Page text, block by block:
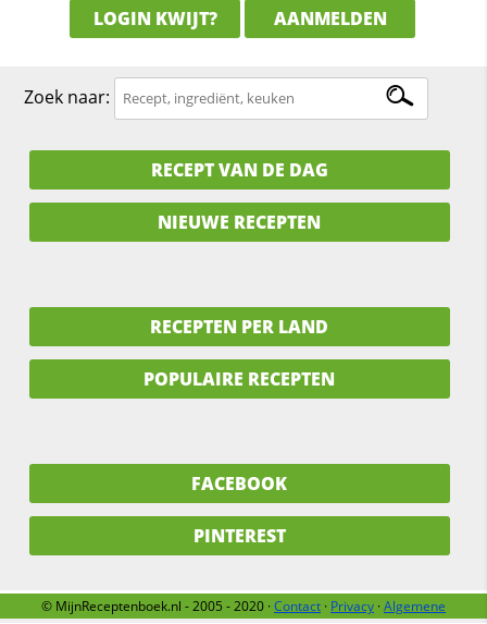
LOGIN KWIJT? AANMELDEN
Zoek naar:
RECEPT VAN DE DAG
NIEUWE RECEPTEN
RECEPTEN PER LAND
POPULAIRE RECEPTEN
FACEBOOK
PINTEREST
© MijnReceptenboek.nl - 2005 - 2020 ·Contact · Privacy ·Algemene